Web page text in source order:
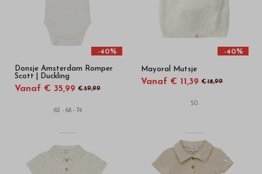
onze
webshop-40%
Donsje Amsterdam Romper
Scott | Duckling
Vanaf € 35,99 € 59,99
62 - 68 - 74
-40%
Mayoral Mutsje
Vanaf € 11,39 € 18,99
50